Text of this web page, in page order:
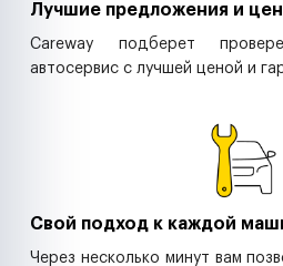
Лучшие предложения и
Careway подберет
автосервис с лучшей ценой и
Свой подход к каждой
Через несколько минут вам